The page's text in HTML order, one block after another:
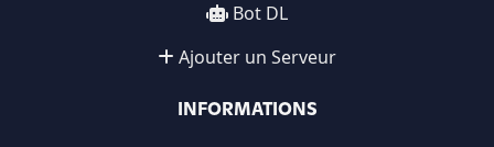
Bot DL
Ajouter un Serveur
INFORMATIONS